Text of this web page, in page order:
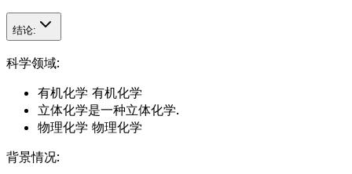
结论:
科学领域:
有机化学 有机化学
立体化学是一种立体化学.
物理化学 物理化学
背景情况: